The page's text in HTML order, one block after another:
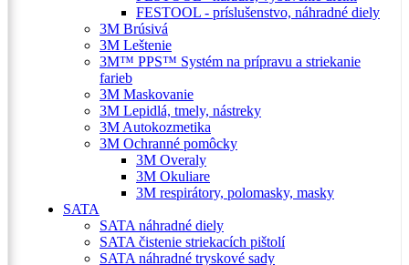
FESTOOL - príslušenstvo, náhradné diely
3M Brúsivá
3M Leštenie
3M™ PPS™ Systém na prípravu a striekanie
farieb
3M Maskovanie
3M Lepidlá, tmely, nástreky
3M Autokozmetika
3M Ochranné pomôcky
3M Overaly
3M Okuliare
3M respirátory, polomasky, masky
SATA
SATA náhradné diely
SATA čistenie striekacích pištolí
SATA náhradné tryskové sady